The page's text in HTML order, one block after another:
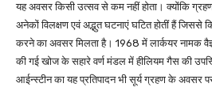
यह अवसर किसी उत्सव से कम नहीं होता। क्योंकि ग्रहण
अनेकों विलक्षण एवं अद्भुत घटनाएं घटित होतीं हैं जिससे
करने का अवसर मिलता है। 1968 में लार्कयर नामक
की गई खोज के सहारे वर्ण मंडल में हीलियम गैस की
आईन्स्टीन का यह प्रतिपादन भी सूर्य ग्रहण के अवसर